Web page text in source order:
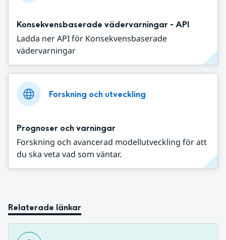
Konsekvensbaserade vädervarningar - API
Ladda ner API för Konsekvensbaserade
vädervarningar
Forskning och utveckling
Prognoser och varningar
Forskning och avancerad modellutveckling för att
du ska veta vad som väntar.
Relaterade länkar